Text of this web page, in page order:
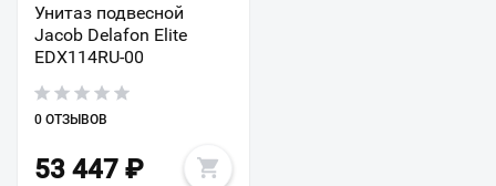
Унитаз подвесной
Jacob Delafon Elite
EDX114RU-00
0 ОТЗЫВОВ
53 447 ₽